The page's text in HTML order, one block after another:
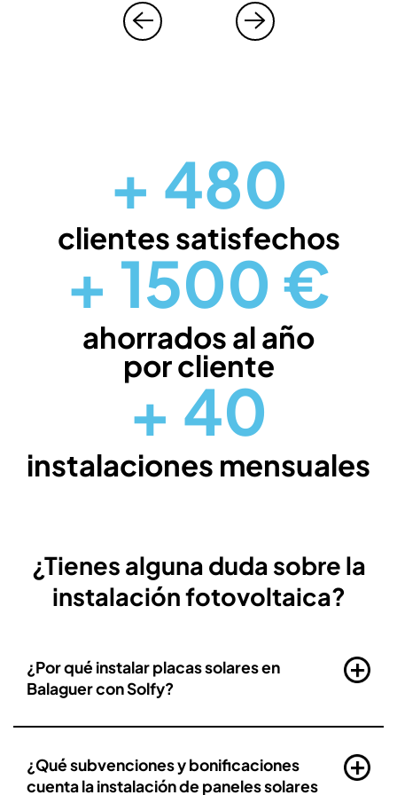
+ 480
clientes satisfechos
+ 1500 €
ahorrados al año
por cliente
+ 40
instalaciones mensuales
¿Tienes alguna duda sobre la
instalación fotovoltaica?
¿Por qué instalar placas solares en
Balaguer con Solfy?
¿Qué subvenciones y bonificaciones
cuenta la instalación de paneles solares